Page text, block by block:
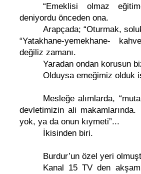
“Emeklisi olmaz
deniyordu önceden ona.
Arapçada; “Oturmak,
“Yatakhane-yemekhane-
değiliz zamanı.
Yaradan ondan korusun
Olduysa emeğimiz olduk
Mesleğe alımlarda,
devletimizin ali
yok, ya da onun kıymeti”...
İkisinden biri.
Burdur’un özel yeri
Kanal 15 TV den